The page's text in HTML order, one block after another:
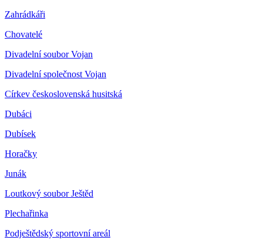
Zahrádkáři
Chovatelé
Divadelní soubor Vojan
Divadelní společnost Vojan
Církev československá husitská
Dubáci
Dubísek
Horačky
Junák
Loutkový soubor Ještěd
Plechařinka
Podještědský sportovní areál